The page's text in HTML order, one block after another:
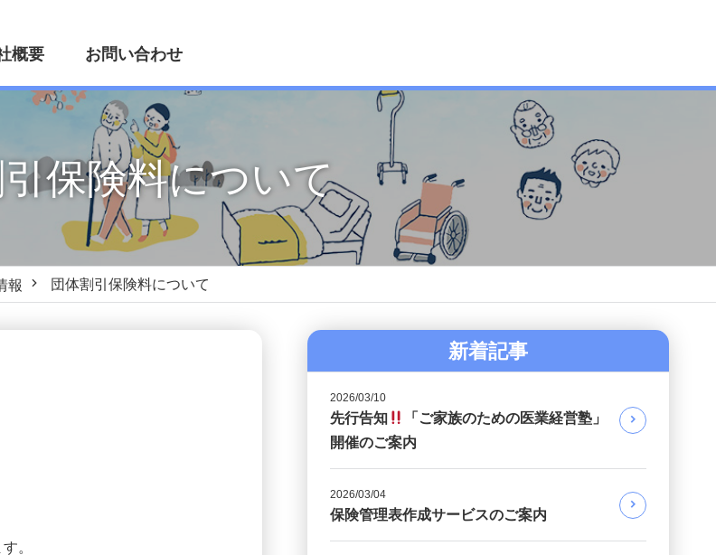
概要 お問い合わせ
保険料について
報 団体割引保険料について
。
新着記事
2026/03/10
先行告知
「ご家族のための医業経営塾」
開催のご案内
2026/03/04
保険管理表作成サービスのご案内